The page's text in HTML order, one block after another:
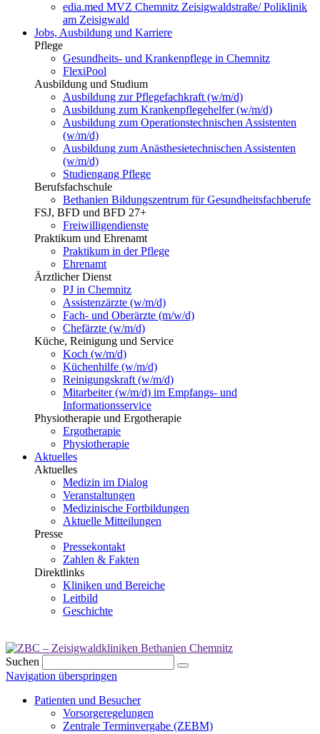
edia.med MVZ Chemnitz Zeisigwaldstraße/ Poliklinik
am Zeisigwald
Jobs, Ausbildung und Karriere
Pflege
Gesundheits- und Krankenpflege in Chemnitz
FlexiPool
Ausbildung und Studium
Ausbildung zur Pflegefachkraft (w/m/d)
Ausbildung zum Krankenpflegehelfer (w/m/d)
Ausbildung zum Operationstechnischen Assistenten
(w/m/d)
Ausbildung zum Anästhesietechnischen Assistenten
(w/m/d)
Studiengang Pflege
Berufsfachschule
Bethanien Bildungszentrum für Gesundheitsfachberufe
FSJ, BFD und BFD 27+
Freiwilligendienste
Praktikum und Ehrenamt
Praktikum in der Pflege
Ehrenamt
Ärztlicher Dienst
PJ in Chemnitz
Assistenzärzte (w/m/d)
Fach- und Oberärzte (m/w/d)
Chefärzte (w/m/d)
Küche, Reinigung und Service
Koch (w/m/d)
Küchenhilfe (w/m/d)
Reinigungskraft (w/m/d)
Mitarbeiter (w/m/d) im Empfangs- und
Informationsservice
Physiotherapie und Ergotherapie
Ergotherapie
Physiotherapie
Aktuelles
Aktuelles
Medizin im Dialog
Veranstaltungen
Medizinische Fortbildungen
Aktuelle Mitteilungen
Presse
Pressekontakt
Zahlen & Fakten
Direktlinks
Kliniken und Bereiche
Leitbild
Geschichte
Suchen
Navigation überspringen
Patienten und Besucher
Vorsorgeregelungen
Zentrale Terminvergabe (ZEBM)